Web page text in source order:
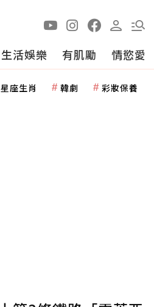
生活娛樂 有肌勵 情慾愛
星座生肖 韓劇 彩妝保養